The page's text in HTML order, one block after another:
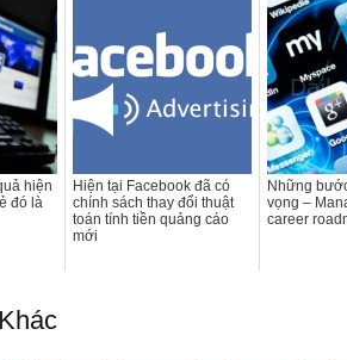
hiện
đó là
Hiện tại Facebook đã có
chính sách thay đổi thuật
toán tính tiền quảng cáo
mới
Những
vọng –
career